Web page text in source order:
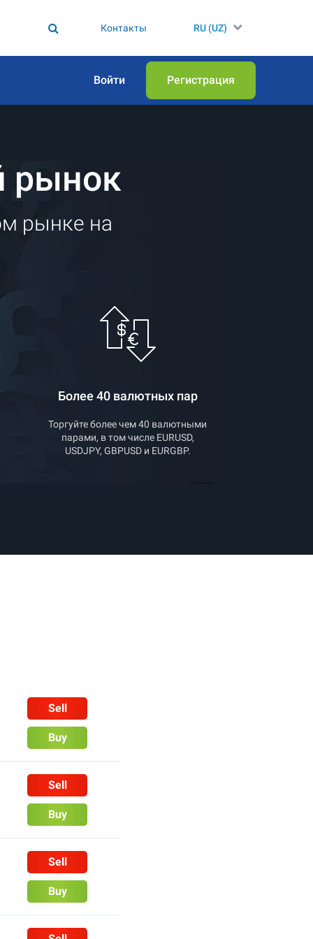
Контакты RU (UZ)
Войти Регистрация
рынок
рынке на
Более 40 валютных пар
Торгуйте более чем 40 валютными
парами, в том числе EURUSD,
USDJPY, GBPUSD и EURGBP.
Sell
Buy
Sell
Buy
Sell
Buy